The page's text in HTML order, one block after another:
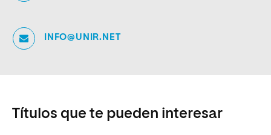
INFO@UNIR.NET
Títulos que te pueden interesar